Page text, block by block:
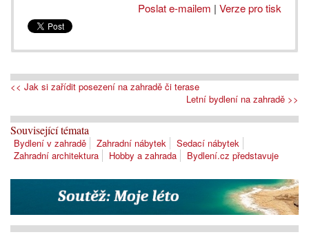
Poslat e-mailem | Verze pro tisk
<< Jak si zařídit posezení na zahradě či terase
Letní bydlení na zahradě >>
Související témata
Bydlení v zahradě Zahradní nábytek
Sedací nábytek
Zahradní architektura
Hobby a zahrada Bydlení.cz představuje